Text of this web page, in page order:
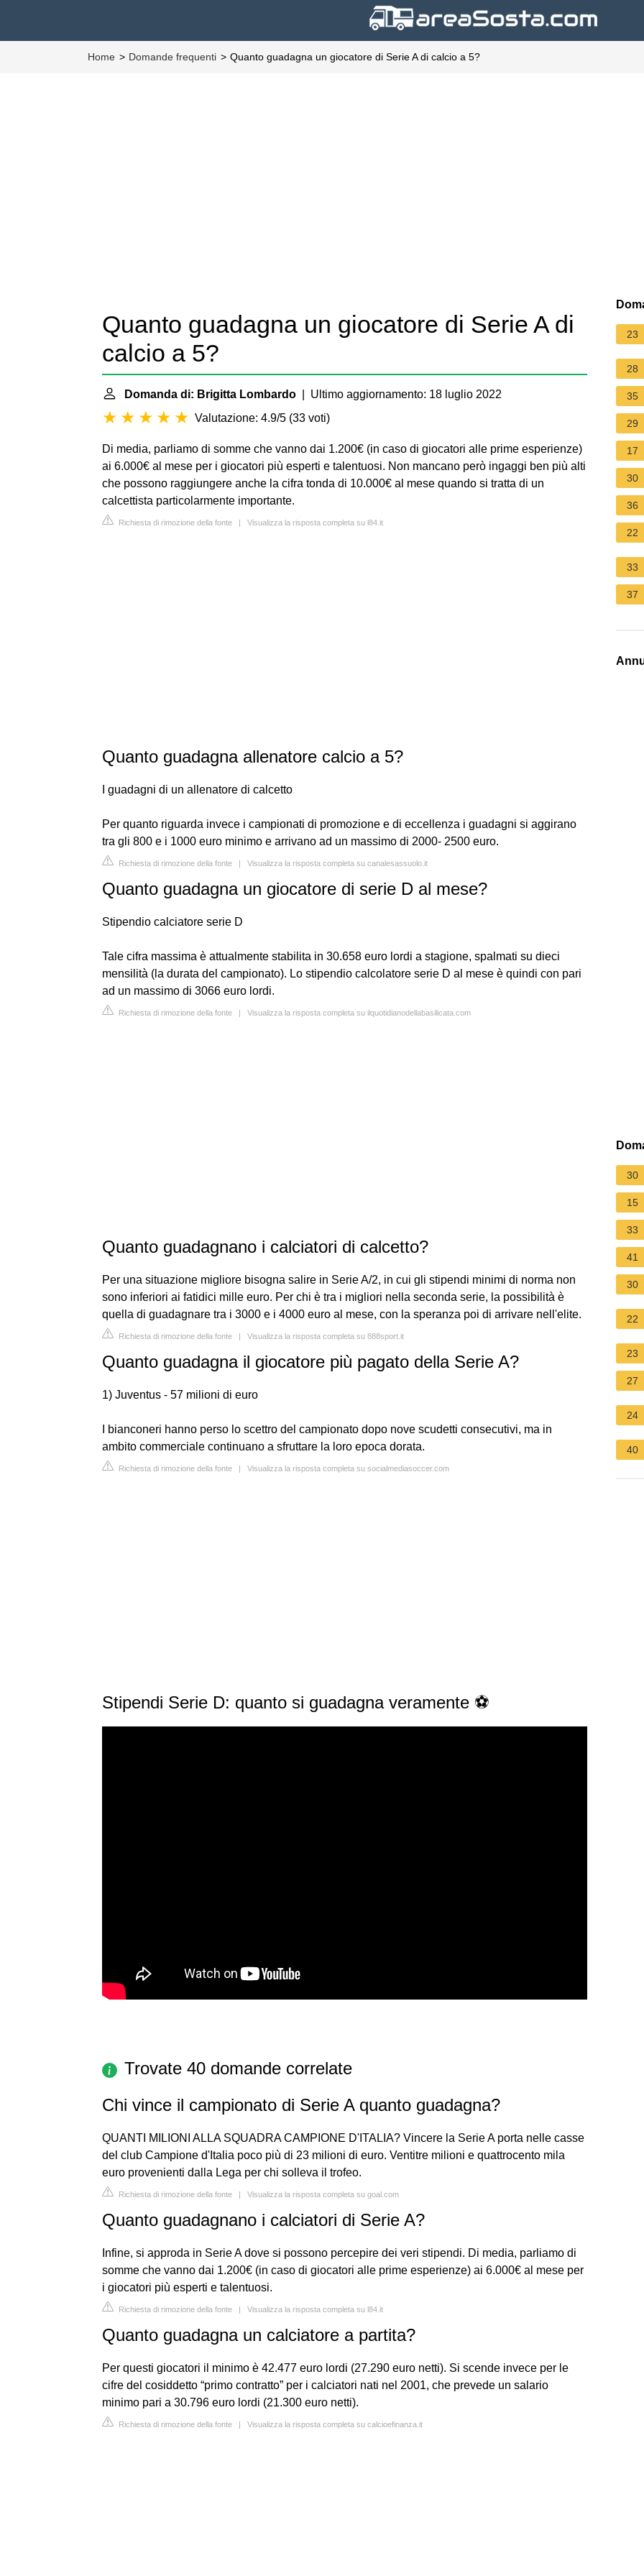
Home Domande frequenti Quanto guadagna un giocatore di Serie A di calcio a 5?
Quanto guadagna un giocatore di Serie A di
calcio a 5?
Domanda di: Brigitta Lombardo | Ultimo aggiornamento: 18 luglio 2022
Valutazione: 4.9/5 (33 voti)
Di media, parliamo di somme che vanno dai 1.200€ (in caso di giocatori alle prime esperienze)
ai 6.000€ al mese per i giocatori più esperti e talentuosi. Non mancano però ingaggi ben più alti
che possono raggiungere anche la cifra tonda di 10.000€ al mese quando si tratta di un
calcettista particolarmente importante.
Richiesta di rimozione della fonte | Visualizza la risposta completa su l84.it
Quanto guadagna allenatore calcio a 5?
I guadagni di un allenatore di calcetto
Per quanto riguarda invece i campionati di promozione e di eccellenza i guadagni si aggirano
tra gli 800 e i 1000 euro minimo e arrivano ad un massimo di 2000- 2500 euro.
Richiesta di rimozione della fonte | Visualizza la risposta completa su canalesassuolo.it
Quanto guadagna un giocatore di serie D al mese?
Stipendio calciatore serie D
Tale cifra massima è attualmente stabilita in 30.658 euro lordi a stagione, spalmati su dieci
mensilità (la durata del campionato). Lo stipendio calcolatore serie D al mese è quindi con pari
ad un massimo di 3066 euro lordi.
Richiesta di rimozione della fonte | Visualizza la risposta completa su ilquotidianodellabasilicata.com
Quanto guadagnano i calciatori di calcetto?
Per una situazione migliore bisogna salire in Serie A/2, in cui gli stipendi minimi di norma non
sono inferiori ai fatidici mille euro. Per chi è tra i migliori nella seconda serie, la possibilità è
quella di guadagnare tra i 3000 e i 4000 euro al mese, con la speranza poi di arrivare nell'elite.
Richiesta di rimozione della fonte | Visualizza la risposta completa su 888sport.it
Quanto guadagna il giocatore più pagato della Serie A?
1) Juventus - 57 milioni di euro
I bianconeri hanno perso lo scettro del campionato dopo nove scudetti consecutivi, ma in
ambito commerciale continuano a sfruttare la loro epoca dorata.
Richiesta di rimozione della fonte | Visualizza la risposta completa su socialmediasoccer.com
Stipendi Serie D: quanto si guadagna veramente ⚽️
Trovate 40 domande correlate
Chi vince il campionato di Serie A quanto guadagna?
QUANTI MILIONI ALLA SQUADRA CAMPIONE D'ITALIA? Vincere la Serie A porta nelle casse
del club Campione d'Italia poco più di 23 milioni di euro. Ventitre milioni e quattrocento mila
euro provenienti dalla Lega per chi solleva il trofeo.
Richiesta di rimozione della fonte | Visualizza la risposta completa su goal.com
Quanto guadagnano i calciatori di Serie A?
Infine, si approda in Serie A dove si possono percepire dei veri stipendi. Di media, parliamo di
somme che vanno dai 1.200€ (in caso di giocatori alle prime esperienze) ai 6.000€ al mese per
i giocatori più esperti e talentuosi.
Richiesta di rimozione della fonte | Visualizza la risposta completa su l84.it
Quanto guadagna un calciatore a partita?
Per questi giocatori il minimo è 42.477 euro lordi (27.290 euro netti). Si scende invece per le
cifre del cosiddetto “primo contratto” per i calciatori nati nel 2001, che prevede un salario
minimo pari a 30.796 euro lordi (21.300 euro netti).
Richiesta di rimozione della fonte | Visualizza la risposta completa su calcioefinanza.it
23
28
35
29
17
30
36
22
33
37
30
15
33
41
30
22
23
27
24
40